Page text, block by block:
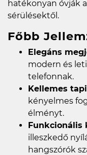
hatékonyan óvják
sérülésektől.
Főbb
Elegáns
modern és
telefonnak.
Kellemes
kényelmes
élményt.
Funkcionális
illeszkedő
hangszórók